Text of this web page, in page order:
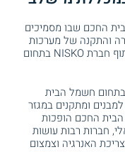
החכם שבו מסמיכים
והתקנה של מערכות
חשמל לבתים חכמים. הקורס נערך בשיתוף חברת NISKO בתחום
חשמל הבית
ומתקנים במגזר
החכם הופכות
חברות רבות עושות
האנרגיה וצמצום